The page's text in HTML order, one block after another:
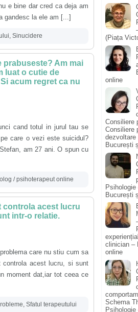
e bine dar cred ca deja am
gandesc la ele am [...]
, Sinucidere
prabuseste? Am mai
luat o cutie de
acum regret ca nu
cand totul in jurul tau se
care o vezi este suicidul?
am 27 ani. O spun cu
/ psihoterapeut online
controla acest lucru
intr-o relatie.
care nu stiu cum sa
acest lucru, si sunt
moment dat,iar tot ceea ce
, Sfatul terapeutului
(Piața
online
Consiliere
Consiliere
dezvoltare
București
București
clinician –
online
Schema